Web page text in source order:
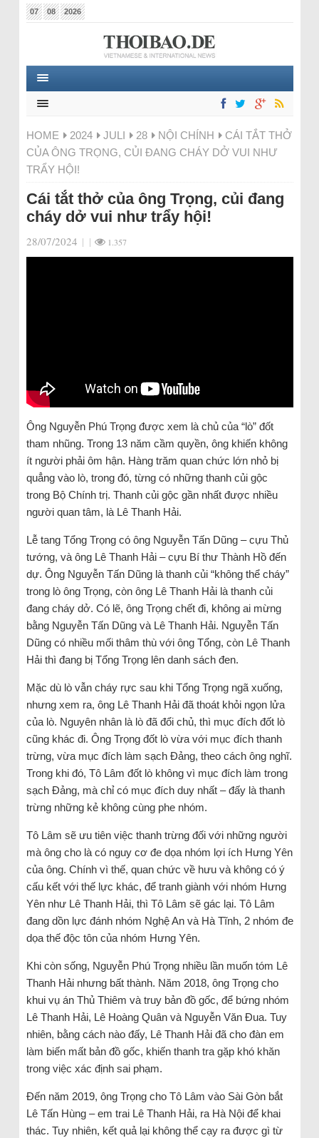
07 08 2026
HOME 2024 JULI 28 NỘI CHÍNH
CÁI TẮT THỞ
CỦA ÔNG TRỌNG, CỦI ĐANG CHÁY DỞ VUI NHƯ
TRẨY HỘI!
Cái tắt thở của ông Trọng, củi đang
cháy dở vui như trẩy hội!
28/07/2024 | | 1.357
Ông Nguyễn Phú Trọng được xem là chủ của “lò” đốt
tham nhũng. Trong 13 năm cầm quyền, ông khiến không
ít người phải ôm hận. Hàng trăm quan chức lớn nhỏ bị
quẳng vào lò, trong đó, từng có những thanh củi gộc
trong Bộ Chính trị. Thanh củi gộc gần nhất được nhiều
người quan tâm, là Lê Thanh Hải.
Lễ tang Tổng Trọng có ông Nguyễn Tấn Dũng – cựu Thủ
tướng, và ông Lê Thanh Hải – cựu Bí thư Thành Hồ đến
dự. Ông Nguyễn Tấn Dũng là thanh củi “không thể cháy”
trong lò ông Trọng, còn ông Lê Thanh Hải là thanh củi
đang cháy dở. Có lẽ, ông Trọng chết đi, không ai mừng
bằng Nguyễn Tấn Dũng và Lê Thanh Hải. Nguyễn Tấn
Dũng có nhiều mối thâm thù với ông Tổng, còn Lê Thanh
Hải thì đang bị Tổng Trọng lên danh sách đen.
Mặc dù lò vẫn cháy rực sau khi Tổng Trọng ngã xuống,
nhưng xem ra, ông Lê Thanh Hải đã thoát khỏi ngọn lửa
của lò. Nguyên nhân là lò đã đổi chủ, thì mục đích đốt lò
cũng khác đi. Ông Trọng đốt lò vừa với mục đích thanh
trừng, vừa mục đích làm sạch Đảng, theo cách ông nghĩ.
Trong khi đó, Tô Lâm đốt lò không vì mục đích làm trong
sạch Đảng, mà chỉ có mục đích duy nhất – đấy là thanh
trừng những kẻ không cùng phe nhóm.
Tô Lâm sẽ ưu tiên việc thanh trừng đối với những người
mà ông cho là có nguy cơ đe dọa nhóm lợi ích Hưng Yên
của ông. Chính vì thế, quan chức về hưu và không có ý
cấu kết với thế lực khác, để tranh giành với nhóm Hưng
Yên như Lê Thanh Hải, thì Tô Lâm sẽ gác lại. Tô Lâm
đang dồn lực đánh nhóm Nghệ An và Hà Tĩnh, 2 nhóm đe
dọa thế độc tôn của nhóm Hưng Yên.
Khi còn sống, Nguyễn Phú Trọng nhiều lần muốn tóm Lê
Thanh Hải nhưng bất thành. Năm 2018, ông Trọng cho
khui vụ án Thủ Thiêm và truy bản đồ gốc, để bứng nhóm
Lê Thanh Hải, Lê Hoàng Quân và Nguyễn Văn Đua. Tuy
nhiên, bằng cách nào đấy, Lê Thanh Hải đã cho đàn em
làm biến mất bản đồ gốc, khiến thanh tra gặp khó khăn
trong việc xác định sai phạm.
Đến năm 2019, ông Trọng cho Tô Lâm vào Sài Gòn bắt
Lê Tấn Hùng – em trai Lê Thanh Hải, ra Hà Nội để khai
thác. Tuy nhiên, kết quả lại không thể cạy ra được gì từ